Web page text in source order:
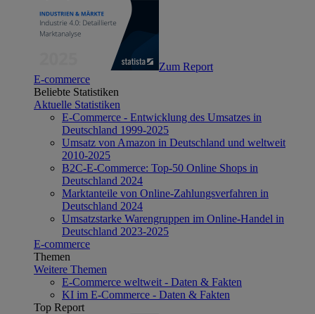
Zum Report
E-commerce
Beliebte Statistiken
Aktuelle Statistiken
E-Commerce - Entwicklung des Umsatzes in
Deutschland 1999-2025
Umsatz von Amazon in Deutschland und weltweit
2010-2025
B2C-E-Commerce: Top-50 Online Shops in
Deutschland 2024
Marktanteile von Online-Zahlungsverfahren in
Deutschland 2024
Umsatzstarke Warengruppen im Online-Handel in
Deutschland 2023-2025
E-commerce
Themen
Weitere Themen
E-Commerce weltweit - Daten & Fakten
KI im E-Commerce - Daten & Fakten
Top Report